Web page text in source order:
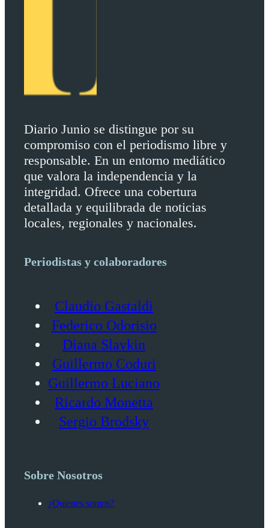
Diario Junio se distingue por su
compromiso con el periodismo libre y
responsable. En un entorno mediático
que valora la independencia y la
integridad. Ofrece una cobertura
detallada y equilibrada de noticias
locales, regionales y nacionales.
Periodistas y colaboradores
Claudio Gastaldi
Federico Odorisio
Diana Slavkin
Guillermo Coduri
Guillermo Luciano
Ricardo Monetta
Sergio Brodsky
Sobre Nosotros
¿Quienes somos?